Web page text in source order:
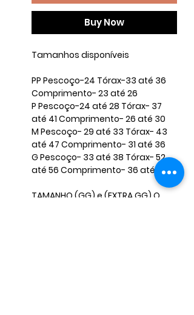
Buy Now
Tamanhos disponíveis ​
​PP Pescoço-24 Tórax-33 até 36
Comprimento- 23 até 26 ​
P Pescoço-24 até 28 Tórax- 37
até 41 Comprimento- 26 até 30 ​
M Pescoço- 29 até 33 Tórax- 43
até 47 Comprimento- 31 até 36
​G Pescoço- 33 até 38 Tórax- 52
até 56 Comprimento- 36 até 40 ​
TAMANHO (GG) e (EXTRA GG) O